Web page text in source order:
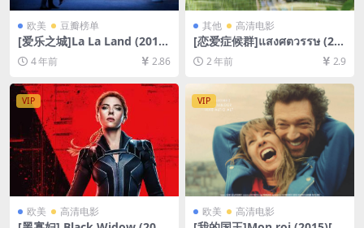
欧美 豆瓣榜单
[爱乐之城]La La Land (2016)
[百度网盘+迅雷云盘资源1080
P超清未删减][MP4/9GB][中
英字幕]
4 年前 2.86
其他 高清电影
[恋爱症候群]แสงศตวรรษ (20
06)[百度网盘+夸克网盘1080P
超清未删减资源][网盘在线播
放/下载][MP4/7GB][中文字
幕]
2 年前 2.9
VIP
欧美 高清电影
VIP
欧美 高清电影